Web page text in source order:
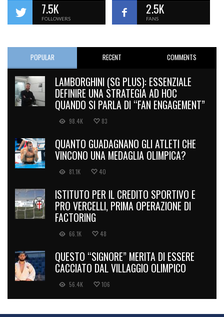
7.5K
FOLLOWERS
2.5K
FANS
POPULAR RECENT COMMENTS
LAMBORGHINI (SG PLUS): ESSENZIALE
DEFINIRE UNA STRATEGIA AD HOC
QUANDO SI PARLA DI “FAN ENGAGEMENT”
98.4K 83
QUANTO GUADAGNANO GLI ATLETI CHE
VINCONO UNA MEDAGLIA OLIMPICA?
81.1K 40
ISTITUTO PER IL CREDITO SPORTIVO E
PRO VERCELLI, PRIMA OPERAZIONE DI
FACTORING
66.1K 48
QUESTO “SIGNORE” MERITA DI ESSERE
CACCIATO DAL VILLAGGIO OLIMPICO
56.4K 106